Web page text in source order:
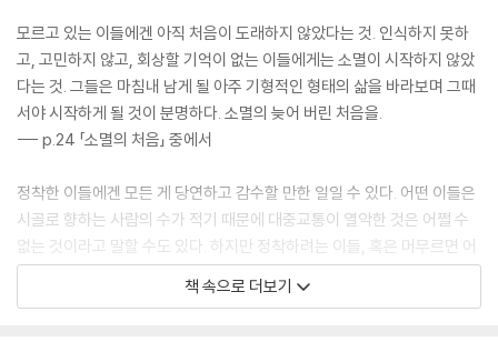
모르고 있는 이들에겐 아직 처음이 도래하지 않았다는 것. 인식하지 못하
고, 고민하지 않고, 회상할 기억이 없는 이들에게는 소멸이 시작하지 않았
다는 것. 그들은 마침내 남게 될 아주 기형적인 형태의 삶을 바라보며 그때
서야 시작하게 될 것이 분명하다. 소멸의 늦어 버린 처음을.
--- p.24 「소멸의 처음」 중에서
정착한 이들에겐 모든 게 당연하고 감수할 만한 일일 수 있다. 어떤 이들은
시골로 향하는 사람의 수가 적기 때문에 대중교통이 열악한 것은 어쩔 수
없는 것이라고 말할 수도 있다. 하지만 정착하려는 이들, 혹은 머무르면 어
떨까 고민하는 이들은 이러한 일들에 벽을 느끼고 돌아선다.
--- p.34 「대중교통 잔혹사」 중에서
책 속으로 더보기